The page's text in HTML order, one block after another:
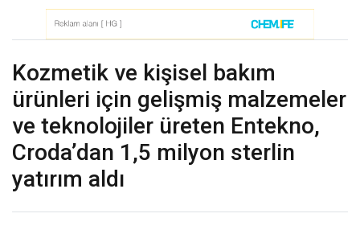
Kozmetik ve kişisel bakım
ürünleri için gelişmiş malzemeler
ve teknolojiler üreten Entekno,
Croda’dan 1,5 milyon sterlin
yatırım aldı